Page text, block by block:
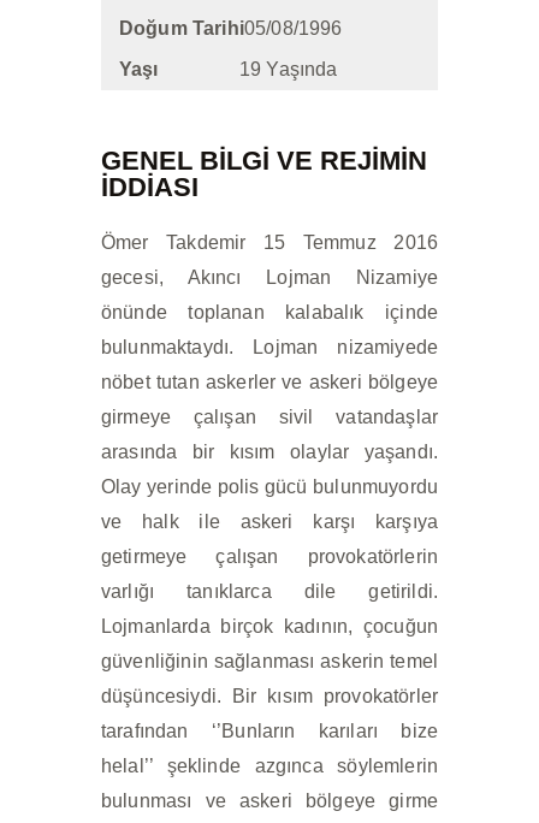
Doğum Tarihi05/08/1996
Yaşı
19 Yaşında
GENEL BİLGİ VE REJIMIN
IDDIASI
Ömer Takdemir 15 Temmuz 2016
gecesi, Akıncı Lojman Nizamiye
önünde toplanan kalabalık içinde
bulunmaktaydı. Lojman nizamiyede
nöbet tutan askerler ve askeri bölgeye
girmeye çalışan sivil vatandaşlar
arasında bir kısım olaylar yaşandı.
Olay yerinde polis gücü bulunmuyordu
ve halk ile askeri karşı karşıya
getirmeye çalışan provokatörlerin
varlığı tanıklarca dile getirildi.
Lojmanlarda birçok kadının, çocuğun
güvenliğinin sağlanması askerin temel
düşüncesiydi. Bir kısım provokatörler
tarafından ‘’Bunların karıları bize
helal’’ şeklinde azgınca söylemlerin
bulunması ve askeri bölgeye girme